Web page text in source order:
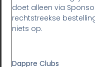
doet alleen via
rechtstreekse
niets op.
Dappre Clubs